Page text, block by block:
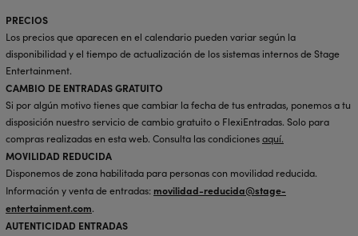
PRECIOS
Los precios que aparecen en el calendario pueden variar según la
disponibilidad y el tiempo de actualización de los sistemas internos de Stage
Entertainment.
CAMBIO DE ENTRADAS GRATUITO
Si por algún motivo tienes que cambiar la fecha de tus entradas, ponemos a tu
disposición nuestro servicio de cambio gratuito o FlexiEntradas. Solo para
compras realizadas en esta web. Consulta las condicionesaquí.
MOVILIDAD REDUCIDA
Disponemos de zona habilitada para personas con movilidad reducida.
Información y venta de entradas: movilidad-reducida@stage-
entertainment.com.
AUTENTICIDAD ENTRADAS